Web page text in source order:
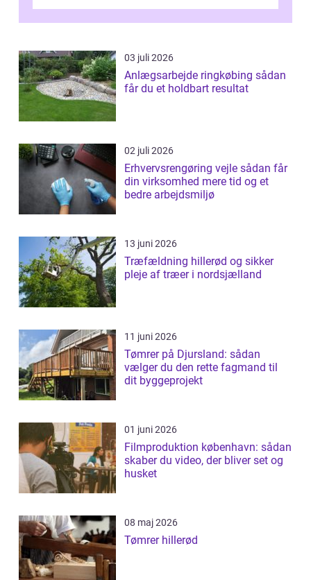
03 juli 2026
Anlægsarbejde ringkøbing sådan
får du et holdbart resultat
02 juli 2026
Erhvervsrengøring vejle sådan får
din virksomhed mere tid og et
bedre arbejdsmiljø
13 juni 2026
Træfældning hillerød og sikker
pleje af træer i nordsjælland
11 juni 2026
Tømrer på Djursland: sådan
vælger du den rette fagmand til
dit byggeprojekt
01 juni 2026
Filmproduktion københavn: sådan
skaber du video, der bliver set og
husket
08 maj 2026
Tømrer hillerød